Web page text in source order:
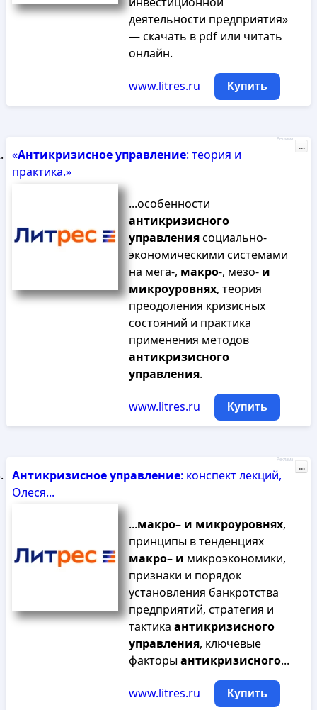
деятельности предприятия»
— скачать в pdf или читать
онлайн.
www.litres.ru Купить
«Антикризисноеуправление: теория и
практика.»
...особенности
антикризисного
управлениясоциально-
экономическими системами
на мега-, макро-, мезо- и
микроуровнях, теория
преодоления кризисных
состояний и практика
применения методов
антикризисного
управления.
www.litres.ru Купить
Реклама
...
Антикризисноеуправление: конспект лекций,
Олеся...
...макро– и микроуровнях,
принципы в тенденциях
макро– и микроэкономики,
признаки и порядок
установления банкротства
предприятий, стратегия и
тактика антикризисного
управления, ключевые
факторыантикризисного...
www.litres.ru Купить
Реклама
...